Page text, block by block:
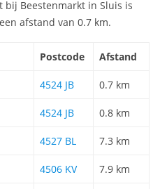
Beestenmarkt in Sluis is
afstand van 0.7 km.
Postcode Afstand
4524 JB 0.7 km
4524 JB 0.8 km
4527 BL 7.3 km
4506 KV 7.9 km